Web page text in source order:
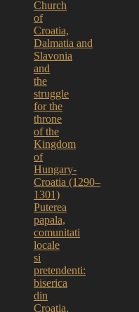
Church
of
Croatia,
Dalmatia and
Slavonia
and
the
struggle
for the
throne
of the
Kingdom
of
Hungary-
Croatia (1290–
1301)
Puterea
papala,
comunitati
locale
si
pretendenti:
biserica
din
Croatia,